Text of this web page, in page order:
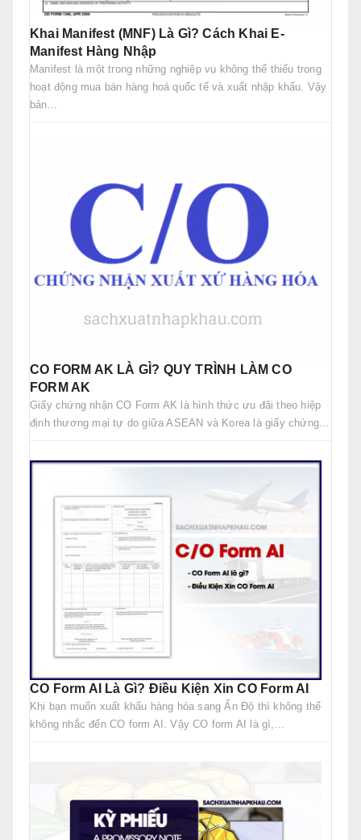
Khai Manifest (MNF) Là Gì? Cách Khai E-
Manifest Hàng Nhập
Manifest là một trong những nghiệp vụ không thể thiếu trong
hoạt động mua bán hàng hoá quốc tế và xuất nhập khẩu. Vậy
bản...
CO FORM AK LÀ GÌ? QUY TRÌNH LÀM CO
FORM AK
Giấy chứng nhận CO Form AK là hình thức ưu đãi theo hiệp
định thương mại tự do giữa ASEAN và Korea là giấy chứng...
CO Form AI Là Gì? Điều Kiện Xin CO Form AI
Khi bạn muốn xuất khẩu hàng hóa sang Ấn Độ thì không thể
không nhắc đến CO form AI. Vậy CO form AI là gì,...